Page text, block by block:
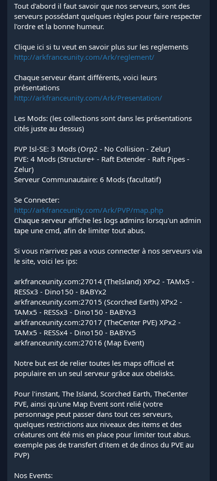
Tout d'abord il faut savoir que nos serveurs, sont des
serveurs possédant quelques règles pour faire respecter
l'ordre et la bonne humeur.
Clique ici si tu veut en savoir plus sur les reglements
http://arkfranceunity.com/Ark/reglement/
Chaque serveur étant différents, voici leurs
présentations
http://arkfranceunity.com/Ark/Presentation/
Les Mods: (les collections sont dans les présentations
cités juste au dessus)
PVP Isl-SE: 3 Mods (Orp2 - No Collision - Zelur)
PVE: 4 Mods (Structure+ - Raft Extender - Raft Pipes -
Zelur)
Serveur Communautaire: 6 Mods (facultatif)
Se Connecter:
http://arkfranceunity.com/Ark/PVP/map.php
Chaque serveur affiche les logs admins lorsqu'un admin
tape une cmd, afin de limiter tout abus.
Si vous n'arrivez pas a vous connecter à nos serveurs via
le site, voici les ips:
arkfranceunity.com:27014 (TheIsland) XPx2 - TAMx5 -
RESSx3 - Dino150 - BABYx2
arkfranceunity.com:27015 (Scorched Earth) XPx2 -
TAMx5 - RESSx3 - Dino150 - BABYx3
arkfranceunity.com:27017 (TheCenter PVE) XPx2 -
TAMx5 - RESSx4 - Dino150 - BABYx5
arkfranceunity.com:27016 (Map Event)
Notre but est de relier toutes les maps officiel et
populaire en un seul serveur grâce aux obelisks.
Pour l'instant, The Island, Scorched Earth, TheCenter
PVE, ainsi qu'une Map Event sont relié (votre
personnage peut passer dans tout ces serveurs,
quelques restrictions aux niveaux des items et des
créatures ont été mis en place pour limiter tout abus.
exemple pas de transfert d'item et de dinos du PVE au
PVP)
Nos Events: